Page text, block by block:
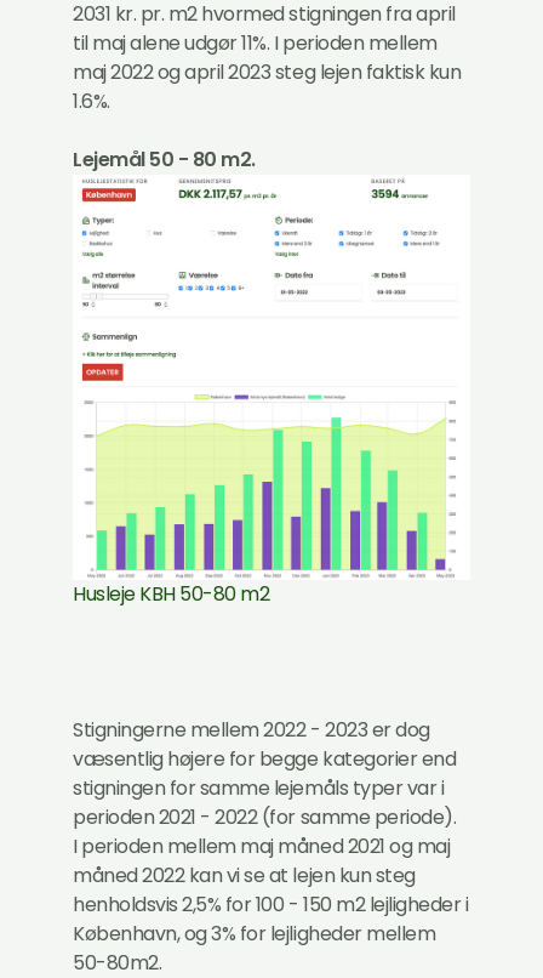
2031 kr. pr. m2 hvormed stigningen fra april
til maj alene udgør 11%. I perioden mellem
maj 2022 og april 2023 steg lejen faktisk kun
1.6%.
Lejemål 50 - 80 m2.
Husleje KBH 50-80 m2
Stigningerne mellem 2022 - 2023 er dog
væsentlig højere for begge kategorier end
stigningen for samme lejemåls typer var i
perioden 2021 - 2022 (for samme periode).
I perioden mellem maj måned 2021 og maj
måned 2022 kan vi se at lejen kun steg
henholdsvis 2,5% for 100 - 150 m2 lejligheder i
København, og 3% for lejligheder mellem
50-80m2.